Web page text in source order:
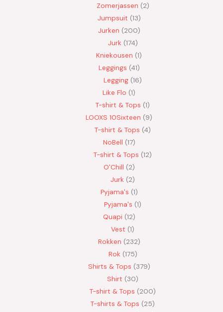
Zomerjassen 2
Jumpsuit 13
Jurken 200
Jurk 174
Kniekousen 1
Leggings 41
Legging 16
Like Flo 1
T-shirt & Tops 1
LOOXS 10Sixteen
9
T-shirt & Tops 4
NoBell 17
T-shirt & Tops 12
O'Chill 2
Jurk
2
Pyjama's 1
Pyjama's 1
Quapi 12
Vest 1
Rokken 232
Rok 175
Shirts & Tops 379
Shirt
30
T-shirt & Tops
200
T-shirts & Tops
25